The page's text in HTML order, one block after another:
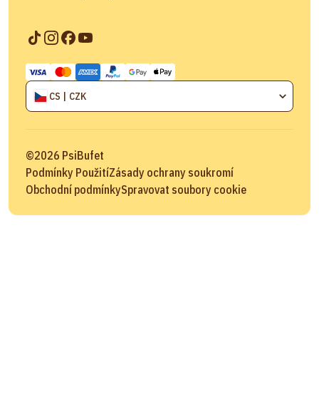
CS | CZK
©2026 PsiBufet
Podmínky PoužitíZásady ochrany soukromí
Obchodní podmínkySpravovat soubory cookie